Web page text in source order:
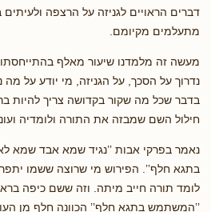
דברים הראויים לגניזה על הרצפה
מתעלמים מקיומם.
מעשה זה מלמדנו שיעור מאלף
נדרוך על הסכך, על הגניזה, מי יודע על מה
בדבר שכל מה שקור בקדושה צריך להיות
חילול השם שמבזה את התורה ולומדיה
נאמר בפרקי אבות ’’נגיד שמא אבד שמא
בתגא חלף’’. הפירוש מי שרוצה ששמו
לומד תורה חייב מיתה. וזה ששם כיפה
’’המשתמש בתגא חלף’’ הכוונה חלף מן